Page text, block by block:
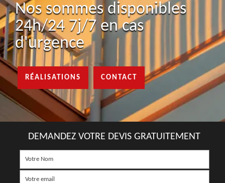
Nos sommes disponibles
24h/24 7j/7 en cas
d'urgence
RÉALISATIONS CONTACT
DEMANDEZ VOTRE DEVIS GRATUITEMENT